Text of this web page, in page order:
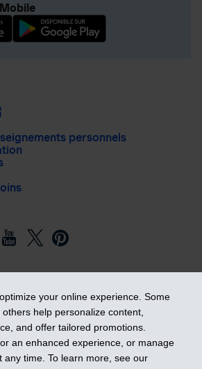
your online experience. Some
help personalize content,
and offer tailored promotions.
an enhanced experience, or manage
any time. To learn more, see our
personnels
devants